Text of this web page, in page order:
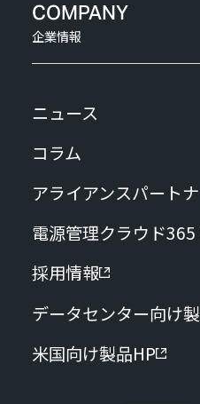
COMPANY
企業情報
ニュース
コラム
アライアンスパート
電源管理クラウド
採用情報
データセンター向け
米国向け製品HP